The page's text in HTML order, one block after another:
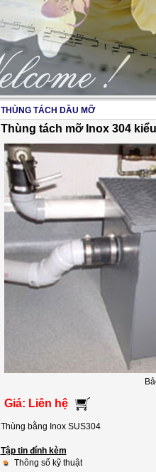
2/17
THÙNG TÁCH DẦU MỠ
Thùng tách mỡ Inox 304
Giá: Liên hệ
Thùng bằng Inox SUS304
Tập tin đính kèm
Thông số kỹ thuật